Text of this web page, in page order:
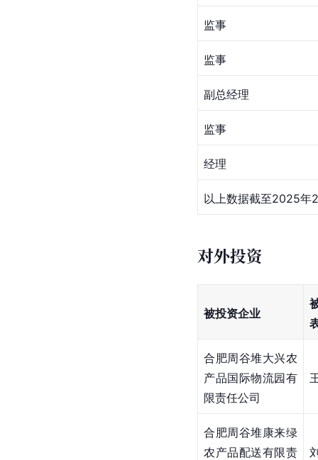
监事
监事
副总经理
监事
经理
以上数据截至2025年
对外投资
被投资企业
合肥周谷堆大兴农
产品国际物流园有
限责任公司
合肥周谷堆康来绿
农产品配送有限责